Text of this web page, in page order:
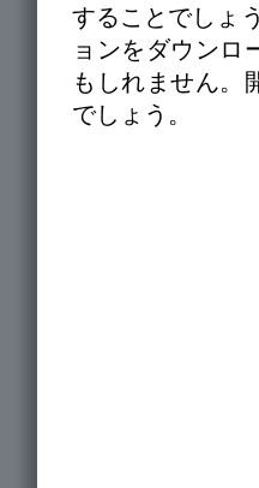
することでしょ
ョンをダウンロ
もしれません。
でしょう。